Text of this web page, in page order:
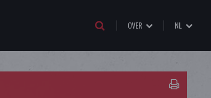
OVER NL